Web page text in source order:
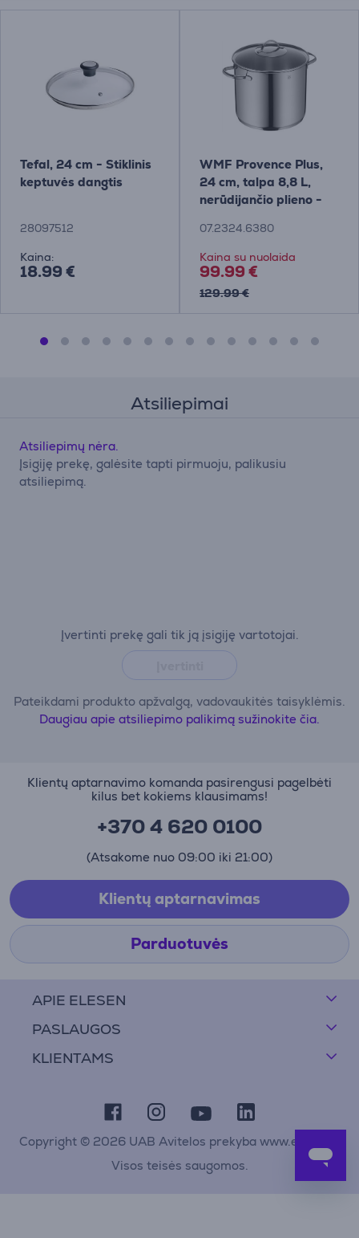
Tefal, 24 cm - Stiklinis
keptuvės dangtis
28097512
Kaina:
18.99 €
WMF Provence Plus,
24 cm, talpa 8,8 L,
nerūdijančio plieno -
07.2324.6380
Kaina su nuolaida
99.99 €
129.99 €
Atsiliepimai
Įvertinti prekę gali tik ją įsigiję vartotojai.
Pateikdami produkto apžvalgą, vadovaukitės taisyklėmis.
Daugiau apie atsiliepimo palikimą sužinokite čia.
Atsiliepimų nėra.
Įsigiję prekę, galėsite tapti pirmuoju, palikusiu
atsiliepimą.
APIE ELESEN
PASLAUGOS
KLIENTAMS
Klientų aptarnavimo komanda pasirengusi pagelbėti
kilus bet kokiems klausimams!
+370 4 620 0100
(Atsakome nuo 09:00 iki 21:00)
Klientų aptarnavimas
Parduotuvės
Copyright © 2026 UAB Avitelos prekyba www.elesen.lt
Visos teisės saugomos.